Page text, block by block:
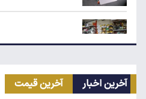
زمان شارژ کالابرگ
اجاره آپارتمان در
آخرین اخبار آخرین قیمت